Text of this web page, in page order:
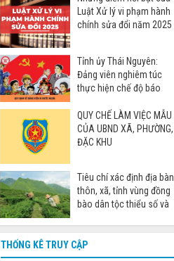
Luật Xử lý vi phạm hành
chính sửa đổi năm 2025
Tỉnh ủy Thái Nguyên:
Đảng viên nghiêm túc
thực hiện chế độ báo
QUY CHẾ LÀM VIỆC MẪU
CỦA UBND XÃ, PHƯỜNG,
ĐẶC KHU
Tiêu chí xác định địa bàn
thôn, xã, tỉnh vùng đồng
bào dân tộc thiểu số và
THỐNG KÊ TRUY CẬP